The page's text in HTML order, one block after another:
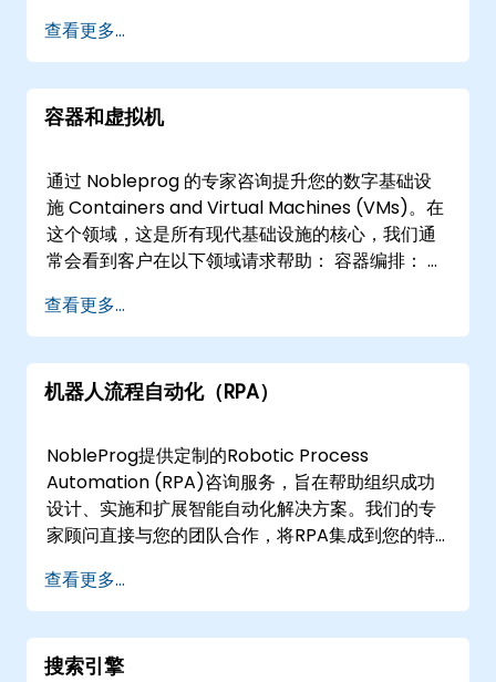
务可提供为"远程咨询"或"现场咨询"。远程咨询通过
安全的交互式远程桌面环境进行，使您的团队能够
与我们的专家协作，无论身处何地。现场咨询可直
接在您的设施或NobleProg企业中心进行，确保对
和解决方案的采用。 NobleProg -- 您的本地咨询
合作伙伴
查看更多...
容器和虚拟机
通过 Nobleprog 的专家咨询提升您的数字基础设
施 Containers and Virtual Machines (VMs)。在
这个领域，这是所有现代基础设施的核心，我们通
常会看到客户在以下领域请求帮助： 容器编排： 使
和扩展容器化应用程序。 Microservices 架构： 从
单体式过渡到微服务，以提高敏捷性和可扩展性。
虚拟化精通： 使用 VMware、Hyper-V 和 KVM
优化资源利用率并简化基础架构管理。 性能优化：
保障： 为容器和虚拟机实施强大的安全措施，抵御
不断演变的网络威胁。 我们能够解决的主要痛点包
括： Scala能力挑战： 确保应用程序根据需求高效
扩展。 Microservices 过渡： 简化向微服务架构的
过渡。 安全漏洞： 主动识别并解决安全风险。 资
源优化： 优化虚拟化环境以降低运营成本。
查看更多...
机器人流程自动化（RPA）
NobleProg提供定制的Robotic Process
Automation (RPA)咨询服务，旨在帮助组织成功
设计、实施和扩展智能自动化解决方案。我们的专
家顾问直接与您的团队合作，将RPA集成到您的特
供“远程咨询”或“线下咨询”。远程咨询通过安全的交
互式远程桌面环境进行，使我们的专家能够实时指
导您的团队，无论其位置如何。线下咨询在的客户
场所本地进行，或在的NobleProg企业设施进行，
查看更多...
搜索引擎